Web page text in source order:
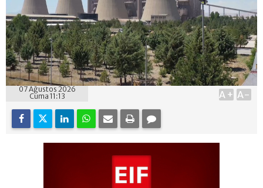
07 Ağustos 2026
Cuma 11:13
A+ A-